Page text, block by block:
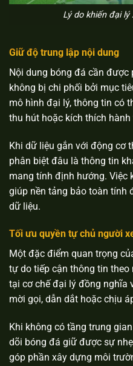
Lý do khiến đại
Giữ độ trung lập nội dung
Nội dung bóng đá cần được
không bị chi phối bởi mục
mô hình đại lý, thông tin có
thu hút hoặc kích thích
Khi dữ liệu gắn với động cơ
phân biệt đâu là thông tin
mang tính định hướng. Việc
giúp nền tảng bảo toàn tính
dữ liệu.
Tối ưu quyền tự chủ người
Một đặc điểm quan trọng
tự do tiếp cận thông tin theo
tại cơ chế đại lý đồng nghĩa
mời gọi, dẫn dắt hoặc chịu
Khi không có tầng trung
dõi bóng đá giữ được sự
góp phần xây dựng môi